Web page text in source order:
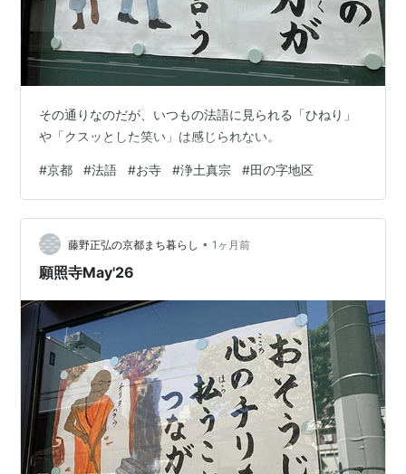
その通りなのだが、いつもの法語に見られる「ひねり」
や「クスッとした笑い」は感じられない。
#京都 #法語 #お寺 #浄土真宗 #田の字地区
藤野正弘の京都まち暮らし • 1ヶ月前
願照寺May'26